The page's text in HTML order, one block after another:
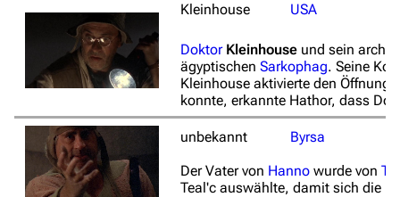
Kleinhouse USA
Doktor Kleinhouse und sein
ägyptischen Sarkophag. Seine
Kleinhouse aktivierte den
konnte, erkannte Hathor, dass
unbekannt
Byrsa
Der Vater von Hanno wurde von
Teal'c auswählte, damit sich die